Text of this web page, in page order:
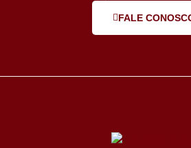
FALE